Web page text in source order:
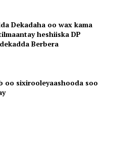
Dekadaha oo wax kama
heshiiska DP
Berbera
oo sixirooleyaashooda soo